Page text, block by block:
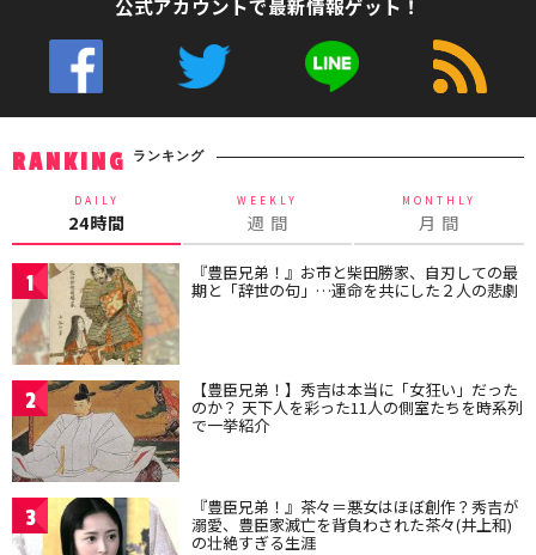
公式アカウントで最新情報ゲット！
RANKING ランキング
DAILY
24時間
WEEKLY
週 間
MONTHLY
月 間
1 『豊臣兄弟！』お市と柴田勝家、自刃しての最
期と「辞世の句」…運命を共にした２人の悲劇
2 【豊臣兄弟！】秀吉は本当に「女狂い」だった
のか？ 天下人を彩った11人の側室たちを時系列
で一挙紹介
3 『豊臣兄弟！』茶々＝悪女はほぼ創作？秀吉が
溺愛、豊臣家滅亡を背負わされた茶々(井上和)
の壮絶すぎる生涯